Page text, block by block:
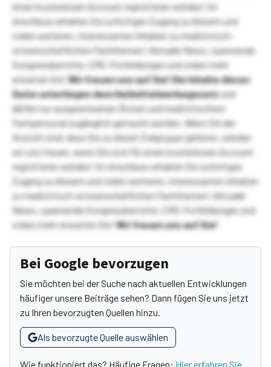
einen kostenlosen Account registrieren würden! Im
Anschluss erhalten Sie sofortigen Zugang zu diesem und
vielen weiteren, interessanten Inhalten zu medizinisch-
wissenschaftlichen Fachthemen! Aktuelle News, spannende
Kongressberichte, CME-Fortbildungen und vieles mehr
erwarten Sie!Wir freuen uns auf Sie!Die Inhalte dieser
Seite unterliegen dem Heilmittelwerbegesetzund
dürfen nur ausgewiesenen Ärzten und medizinischem
Fachpersonal zugänglich gemacht werden. Wenn Sie der
Ansicht sind, dass Sie zu dieser Zielgruppe gehören, würden
wir uns freuen, wenn Sie sich für einen kostenlosen Account
registrieren würden! Im Anschluss erhalten Sie sofortigen
Zugang zu diesem und vielen weiteren, interessanten Inhalten
zu medizinisch-wissenschaftlichen Fachthemen! Aktuelle
News, spannende Kongressberichte, CME-Fortbildungen und
vieles mehr erwarten Sie!Wir freuen uns auf Sie!
Bei Google bevorzugen
Sie möchten bei der Suche nach aktuellen Entwicklungen
häufiger unsere Beiträge sehen? Dann fügen Sie uns jetzt
zu Ihren bevorzugten Quellen hinzu.
Als bevorzugte Quelle auswählen
Wie funktioniert das? Häufige Fragen: Hier erfahren Sie